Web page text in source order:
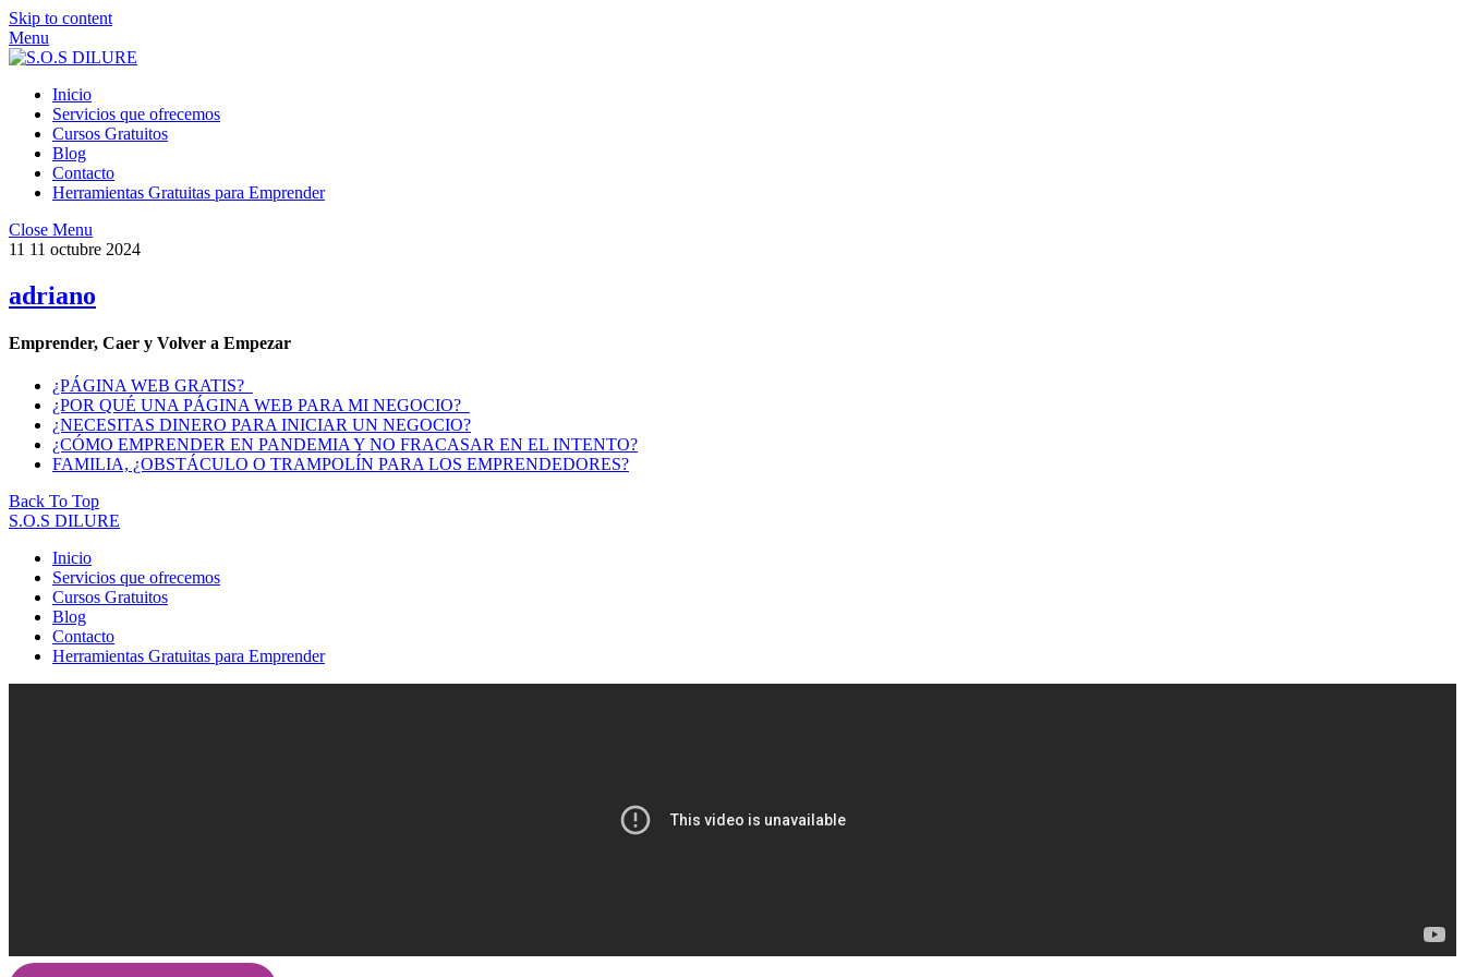
Skip to content
Menu
Inicio
Servicios que ofrecemos
Cursos Gratuitos
Blog
Contacto
Herramientas Gratuitas para Emprender
Close Menu
11 11 octubre 2024
adriano
Emprender, Caer y Volver a Empezar
¿PÁGINA WEB GRATIS?
¿POR QUÉ UNA PÁGINA WEB PARA MI NEGOCIO?
¿NECESITAS DINERO PARA INICIAR UN NEGOCIO?
¿CÓMO EMPRENDER EN PANDEMIA Y NO FRACASAR EN EL INTENTO?
FAMILIA, ¿OBSTÁCULO O TRAMPOLÍN PARA LOS EMPRENDEDORES?
Back To Top
S.O.S DILURE
Inicio
Servicios que ofrecemos
Cursos Gratuitos
Blog
Contacto
Herramientas Gratuitas para Emprender